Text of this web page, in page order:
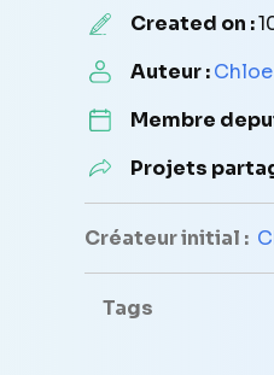
Created on :
Auteur :
Membre
Projets
Créateur initial :
Tags